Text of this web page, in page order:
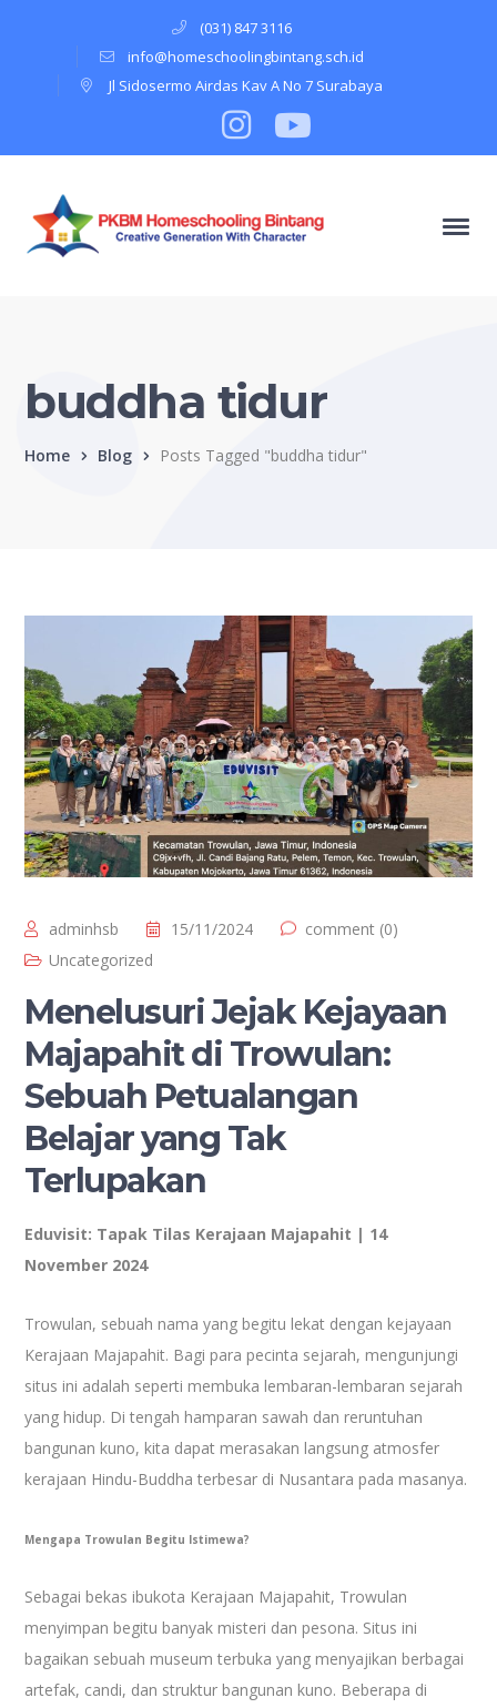
(031) 847 3116
info@homeschoolingbintang.sch.id
Jl Sidosermo Airdas Kav A No 7 Surabaya
Instagram
Profile
Youtube
buddha tidur
Home Blog Posts Tagged "buddha tidur"
adminhsb 15/11/2024
comment (0)
Uncategorized
Menelusuri Jejak Kejayaan
Majapahit di Trowulan:
Sebuah Petualangan
Belajar yang Tak
Terlupakan
Eduvisit: Tapak Tilas Kerajaan Majapahit | 14
November 2024
Trowulan, sebuah nama yang begitu lekat dengan kejayaan
Kerajaan Majapahit. Bagi para pecinta sejarah, mengunjungi
situs ini adalah seperti membuka lembaran-lembaran sejarah
yang hidup. Di tengah hamparan sawah dan reruntuhan
bangunan kuno, kita dapat merasakan langsung atmosfer
kerajaan Hindu-Buddha terbesar di Nusantara pada masanya.
Mengapa Trowulan Begitu Istimewa?
Sebagai bekas ibukota Kerajaan Majapahit, Trowulan
menyimpan begitu banyak misteri dan pesona. Situs ini
bagaikan sebuah museum terbuka yang menyajikan berbagai
artefak, candi, dan struktur bangunan kuno. Beberapa di